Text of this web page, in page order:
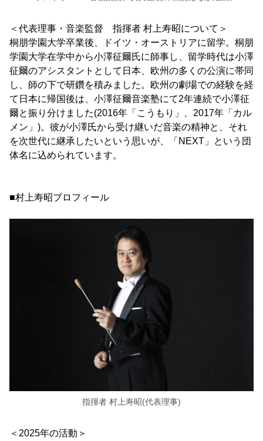
＜代表理事・音楽監督 指揮者 村上寿昭について＞
桐朋学園大学卒業後、ドイツ・オーストリアに留学。桐朋
学園大学在学中から小澤征爾氏に師事し、留学時代は小澤
征爾のアシスタントとして日本、欧州の多くの公演に帯同
し、師の下で研鑽を積みました。欧州の劇場での経験を経
て日本に帰国後は、小澤征爾音楽塾にて2年連続で小澤征
爾と振り分けました(2016年「こうもり」、2017年「カル
メン」)。彼が小澤氏から受け継いだ音楽の精神と、それ
を次世代に継承したいという思いが、「NEXT」という団
体名に込められています。
■村上寿昭プロフィール
指揮者 村上寿昭(代表理事)
＜2025年の活動＞